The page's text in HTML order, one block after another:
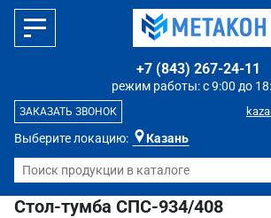
Выберите локацию: Казань
режим работы: с 9:00 до
+7 (843) 267-24-11
ЗАКАЗАТЬ ЗВОНОК
Стол-тумба СПС-934/408